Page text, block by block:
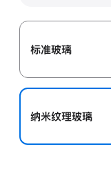
标准玻璃
纳米纹理玻璃